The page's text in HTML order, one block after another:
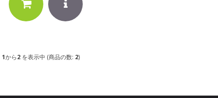
1から2 を表示中 (商品の数: 2)